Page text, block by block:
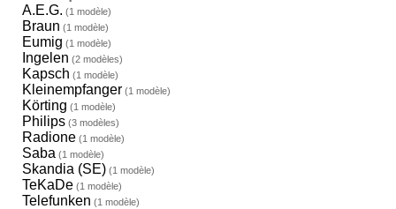
A.E.G. (1 modèle)
Braun (1 modèle)
Eumig (1 modèle)
Ingelen (2 modèles)
Kapsch (1 modèle)
Kleinempfanger (1 modèle)
Körting (1 modèle)
Philips (3 modèles)
Radione (1 modèle)
Saba (1 modèle)
Skandia (SE) (1 modèle)
TeKaDe (1 modèle)
Telefunken (1 modèle)